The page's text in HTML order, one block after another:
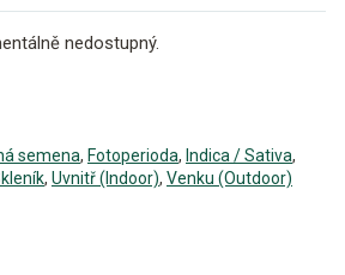
nedostupný.
semena, Fotoperioda, Indica / Sativa,
, Uvnitř (Indoor), Venku (Outdoor)